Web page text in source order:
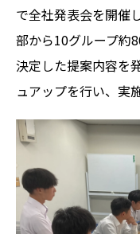
で全社発表会を開催
部から10グループ約
決定した提案内容を
ュアップを行い、実